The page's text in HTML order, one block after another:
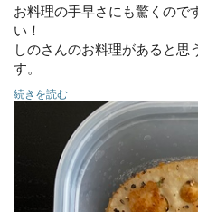
お料理の手早さにも驚くので
い！
しのさんのお料理があると思
す。
またよろしくお願いします。
レンコンはさみ焼き
その他沢山
続きを読む